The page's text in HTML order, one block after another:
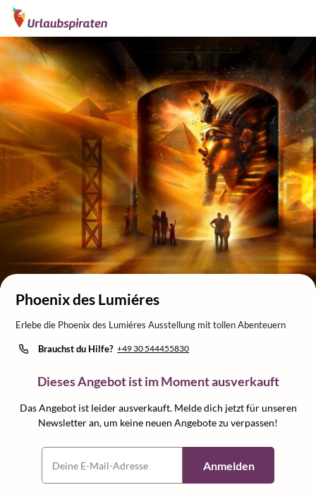
Phoenix des Lumiéres
Erlebe die Phoenix des Lumiéres Ausstellung mit tollen Abenteuern
Brauchst du Hilfe? +49 30 544455830
Dieses Angebot ist im Moment ausverkauft
Das Angebot ist leider ausverkauft. Melde dich jetzt für unseren
Newsletter an, um keine neuen Angebote zu verpassen!
Anmelden